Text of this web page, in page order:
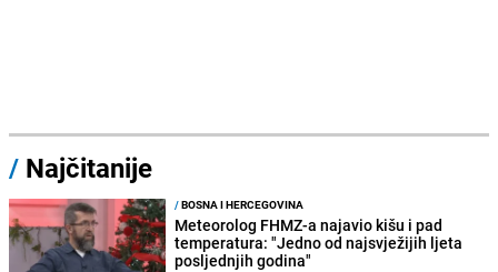
/ Najčitanije
/BOSNA I HERCEGOVINA
Meteorolog FHMZ-a najavio kišu i pad
temperatura: "Jedno od najsvježijih ljeta
posljednjih godina"